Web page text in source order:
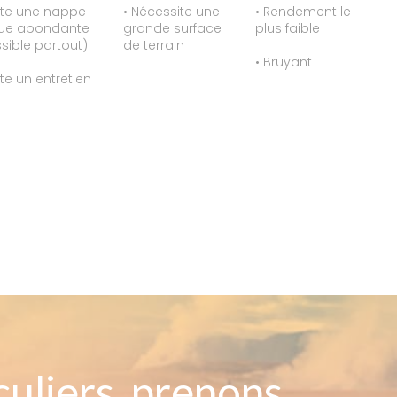
une nappe
abondante
partout)
un entretien
• Nécessite une
grande surface
de terrain
• Rendement le
plus faible
• Bruyant